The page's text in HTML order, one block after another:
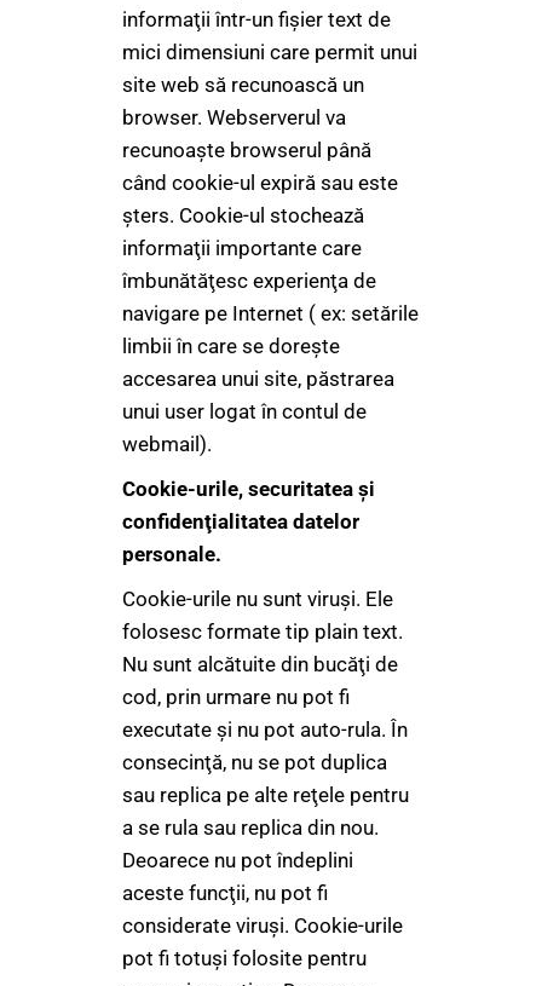
informaţii într-un fişier text de
mici dimensiuni care permit unui
site web să recunoască un
browser. Webserverul va
recunoaşte browserul până
când cookie-ul expiră sau este
şters. Cookie-ul stochează
informaţii importante care
îmbunătăţesc experienţa de
navigare pe Internet ( ex: setările
limbii în care se doreşte
accesarea unui site, păstrarea
unui user logat în contul de
webmail).
Cookie-urile, securitatea şi
confidenţialitatea datelor
personale.
Cookie-urile nu sunt viruşi. Ele
folosesc formate tip plain text.
Nu sunt alcătuite din bucăţi de
cod, prin urmare nu pot fi
executate şi nu pot auto-rula. În
consecinţă, nu se pot duplica
sau replica pe alte reţele pentru
a se rula sau replica din nou.
Deoarece nu pot îndeplini
aceste funcţii, nu pot fi
considerate viruşi. Cookie-urile
pot fi totuşi folosite pentru